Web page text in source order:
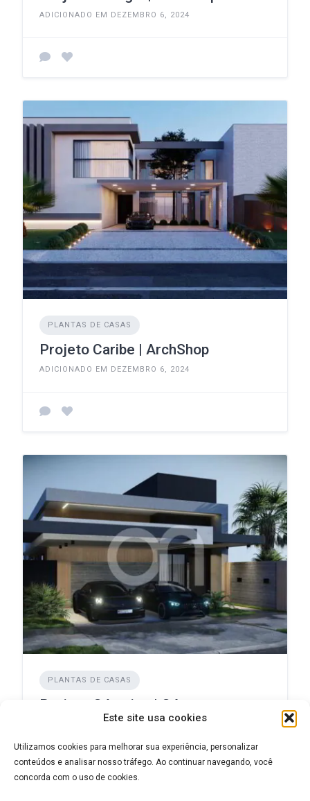
Este site usa cookies
Utilizamos cookies para melhorar sua experiência, personalizar
conteúdos e analisar nosso tráfego. Ao continuar navegando, você
concorda com o uso de cookies.
ADICIONADO EM DEZEMBRO 6, 2024
PLANTAS DE CASAS
Projeto Caribe | ArchShop
ADICIONADO EM DEZEMBRO 6, 2024
PLANTAS DE CASAS
Projeto Cósmico | C4on
ADICIONADO EM DEZEMBRO 3, 2024